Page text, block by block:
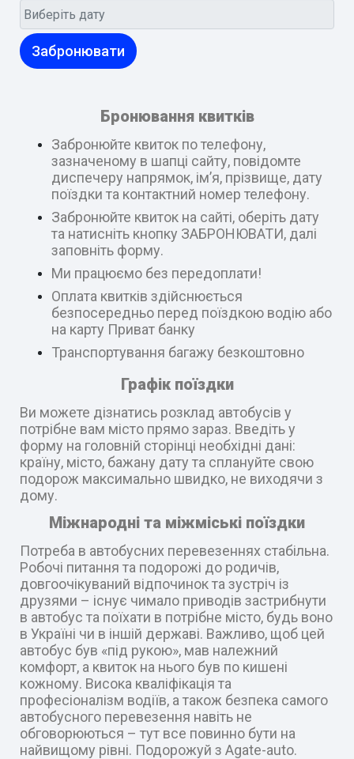
Забронювати
Бронювання квитків
Забронюйте квиток по телефону,
зазначеному в шапці сайту, повідомте
диспечеру напрямок, ім’я, прізвище, дату
поїздки та контактний номер телефону.
Забронюйте квиток на сайті, оберіть дату
та натисніть кнопку ЗАБРОНЮВАТИ, далі
заповніть форму.
Ми працюємо без передоплати!
Оплата квитків здійснюється
безпосередньо перед поїздкою водію або
на карту Приват банку
Транспортування багажу безкоштовно
Графік поїздки
Ви можете дізнатись розклад автобусів у
потрібне вам місто прямо зараз. Введіть у
форму на головній сторінці необхідні дані:
країну, місто, бажану дату та сплануйте свою
подорож максимально швидко, не виходячи з
дому.
Міжнародні та міжміські поїздки
Потреба в автобусних перевезеннях стабільна.
Робочі питання та подорожі до родичів,
довгоочікуваний відпочинок та зустріч із
друзями – існує чимало приводів застрибнути
в автобус та поїхати в потрібне місто, будь воно
в Україні чи в іншій державі. Важливо, щоб цей
автобус був «під рукою», мав належний
комфорт, а квиток на нього був по кишені
кожному. Висока кваліфікація та
професіоналізм водіїв, а також безпека самого
автобусного перевезення навіть не
обговорюються – тут все повинно бути на
найвищому рівні. Подорожуй з Agate-auto.